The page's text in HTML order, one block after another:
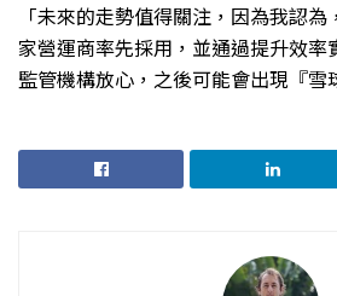
「未來的走勢值得關注，因為我認
家營運商率先採用，並通過提升效率
監管機構放心，之後可能會出現『雪